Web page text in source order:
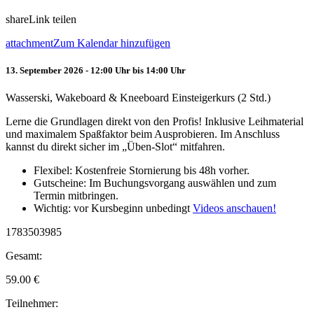
shareLink teilen
attachmentZum Kalendar hinzufügen
13. September 2026 - 12:00 Uhr bis 14:00 Uhr
Wasserski, Wakeboard & Kneeboard Einsteigerkurs (2 Std.)
Lerne die Grundlagen direkt von den Profis! Inklusive Leihmaterial
und maximalem Spaßfaktor beim Ausprobieren. Im Anschluss
kannst du direkt sicher im „Üben-Slot“ mitfahren.
Flexibel: Kostenfreie Stornierung bis 48h vorher.
Gutscheine: Im Buchungsvorgang auswählen und zum
Termin mitbringen.
Wichtig: vor Kursbeginn unbedingtVideos anschauen!
1783503985
Gesamt:
59.00 €
Teilnehmer: